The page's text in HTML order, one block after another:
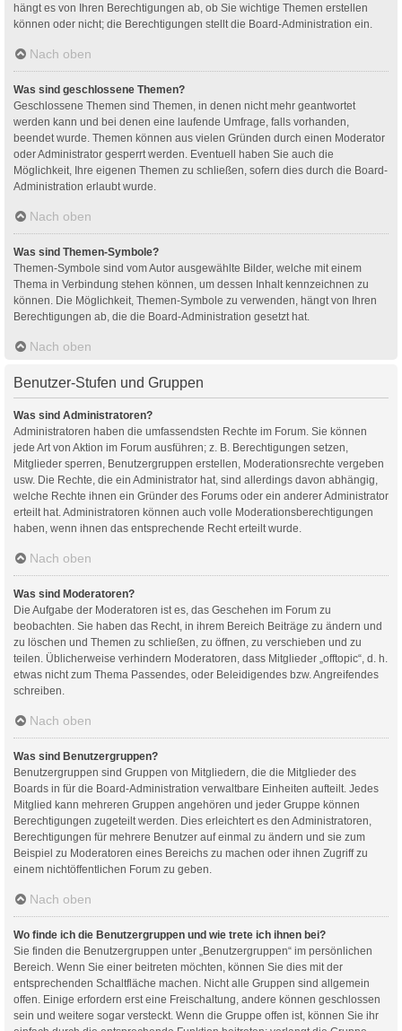
hängt es von Ihren Berechtigungen ab, ob Sie wichtige Themen erstellen
können oder nicht; die Berechtigungen stellt die Board-Administration ein.
Nach oben
Was sind geschlossene Themen?
Geschlossene Themen sind Themen, in denen nicht mehr geantwortet
werden kann und bei denen eine laufende Umfrage, falls vorhanden,
beendet wurde. Themen können aus vielen Gründen durch einen Moderator
oder Administrator gesperrt werden. Eventuell haben Sie auch die
Möglichkeit, Ihre eigenen Themen zu schließen, sofern dies durch die Board-
Administration erlaubt wurde.
Nach oben
Was sind Themen-Symbole?
Themen-Symbole sind vom Autor ausgewählte Bilder, welche mit einem
Thema in Verbindung stehen können, um dessen Inhalt kennzeichnen zu
können. Die Möglichkeit, Themen-Symbole zu verwenden, hängt von Ihren
Berechtigungen ab, die die Board-Administration gesetzt hat.
Nach oben
Benutzer-Stufen und Gruppen
Was sind Administratoren?
Administratoren haben die umfassendsten Rechte im Forum. Sie können
jede Art von Aktion im Forum ausführen; z. B. Berechtigungen setzen,
Mitglieder sperren, Benutzergruppen erstellen, Moderationsrechte vergeben
usw. Die Rechte, die ein Administrator hat, sind allerdings davon abhängig,
welche Rechte ihnen ein Gründer des Forums oder ein anderer Administrator
erteilt hat. Administratoren können auch volle Moderationsberechtigungen
haben, wenn ihnen das entsprechende Recht erteilt wurde.
Nach oben
Was sind Moderatoren?
Die Aufgabe der Moderatoren ist es, das Geschehen im Forum zu
beobachten. Sie haben das Recht, in ihrem Bereich Beiträge zu ändern und
zu löschen und Themen zu schließen, zu öffnen, zu verschieben und zu
teilen. Üblicherweise verhindern Moderatoren, dass Mitglieder „offtopic“, d. h.
etwas nicht zum Thema Passendes, oder Beleidigendes bzw. Angreifendes
schreiben.
Nach oben
Was sind Benutzergruppen?
Benutzergruppen sind Gruppen von Mitgliedern, die die Mitglieder des
Boards in für die Board-Administration verwaltbare Einheiten aufteilt. Jedes
Mitglied kann mehreren Gruppen angehören und jeder Gruppe können
Berechtigungen zugeteilt werden. Dies erleichtert es den Administratoren,
Berechtigungen für mehrere Benutzer auf einmal zu ändern und sie zum
Beispiel zu Moderatoren eines Bereichs zu machen oder ihnen Zugriff zu
einem nichtöffentlichen Forum zu geben.
Nach oben
Wo finde ich die Benutzergruppen und wie trete ich ihnen bei?
Sie finden die Benutzergruppen unter „Benutzergruppen“ im persönlichen
Bereich. Wenn Sie einer beitreten möchten, können Sie dies mit der
entsprechenden Schaltfläche machen. Nicht alle Gruppen sind allgemein
offen. Einige erfordern erst eine Freischaltung, andere können geschlossen
sein und weitere sogar versteckt. Wenn die Gruppe offen ist, können Sie ihr